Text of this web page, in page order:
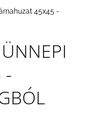
45x45 -
-